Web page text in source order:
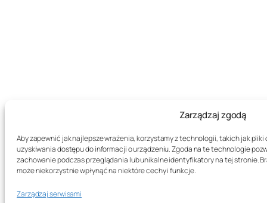
Zarządzaj zgodą
Aby zapewnić jak najlepsze wrażenia, korzystamy z technologii, takich jak
uzyskiwania dostępu do informacji o urządzeniu. Zgoda na te technologie
zachowanie podczas przeglądania lub unikalne identyfikatory na tej stronie.
może niekorzystnie wpłynąć na niektóre cechy i funkcje.
Zarządzaj serwisami